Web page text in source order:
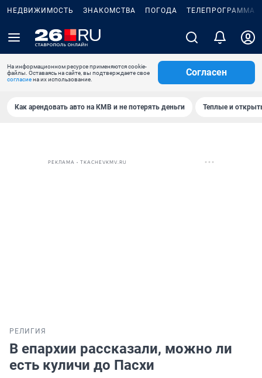
НЕДВИЖИМОСТЬ ЗНАКОМСТВА ПОГОДА ТЕЛЕПРОГРАММА
На информационном ресурсе применяются cookie-
файлы. Оставаясь на сайте, вы подтверждаете свое
согласиена их использование.
Согласен
Как арендовать авто на КМВ и не потерять деньги Теплые и
РЕКЛАМА • TKACHEVKMV.RU
РЕЛИГИЯ
В епархии рассказали, можно ли
есть куличи до Пасхи